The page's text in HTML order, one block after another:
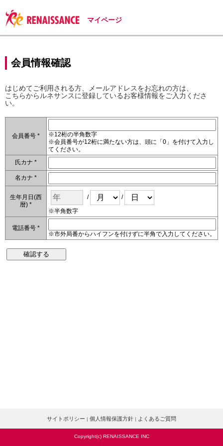
マイページ
会員情報確認
はじめてご利用される方、メールアドレスをお忘れの方は、
こちらからルネサンスに登録しているお客様情報をご入力くださ
い。
会員番号 *
※12桁の半角数字
※会員番号が12桁に満たない方は、頭に「0」を付けて入力し
てください。
氏カナ *
名カナ *
生年月日(西
暦) *
/
/
※半角数字
電話番号 *
※市外局番からハイフンを付けずに半角で入力してください。
確認する
サイトポリシー | 個人情報保護方針 | よくあるご質問
Copyright(c) RENAISSANCE INC